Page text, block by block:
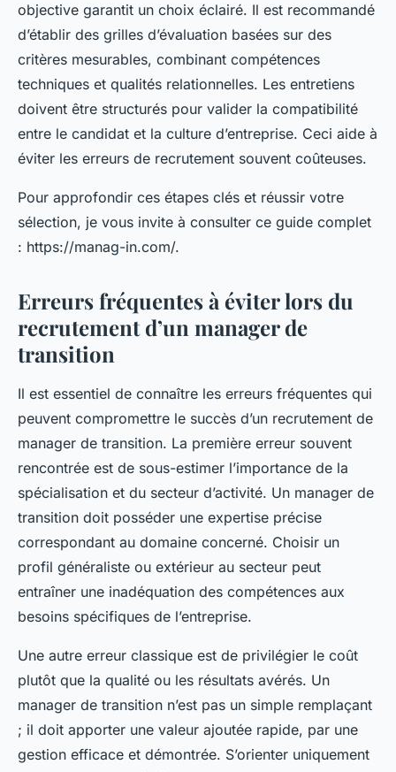
objective garantit un choix éclairé. Il est recommandé
d’établir des grilles d’évaluation basées sur des
critères mesurables, combinant compétences
techniques et qualités relationnelles. Les entretiens
doivent être structurés pour valider la compatibilité
entre le candidat et la culture d’entreprise. Ceci aide à
éviter les erreurs de recrutement souvent coûteuses.
Pour approfondir ces étapes clés et réussir votre
sélection, je vous invite à consulter ce guide complet
: https://manag-in.com/.
Erreurs fréquentes à éviter lors du
recrutement d’un manager de
transition
Il est essentiel de connaître les erreurs fréquentes qui
peuvent compromettre le succès d’un recrutement de
manager de transition. La première erreur souvent
rencontrée est de sous-estimer l’importance de la
spécialisation et du secteur d’activité. Un manager de
transition doit posséder une expertise précise
correspondant au domaine concerné. Choisir un
profil généraliste ou extérieur au secteur peut
entraîner une inadéquation des compétences aux
besoins spécifiques de l’entreprise.
Une autre erreur classique est de privilégier le coût
plutôt que la qualité ou les résultats avérés. Un
manager de transition n’est pas un simple remplaçant
; il doit apporter une valeur ajoutée rapide, par une
gestion efficace et démontrée. S’orienter uniquement